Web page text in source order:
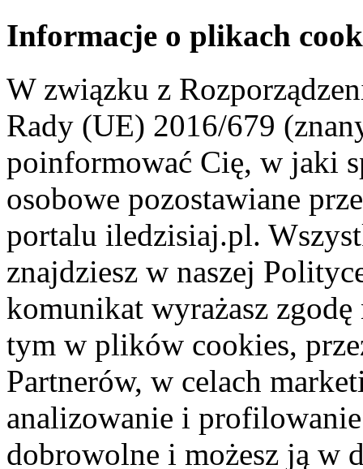
Informacje o plikach
W związku z
Rady (UE) 2016/679
poinformować Cię, w jaki
osobowe pozostawiane
portalu iledzisiaj.pl.
znajdziesz w naszej
komunikat wyrażasz
tym w plików cookies,
Partnerów, w celach
analizowanie i
dobrowolne i możesz ją w